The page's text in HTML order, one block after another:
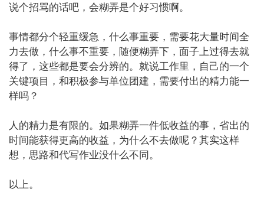
说个招骂的话吧，会糊弄是个好习惯啊。
事情都分个轻重缓急，什么事重要，需要花大量时间全
力去做，什么事不重要，随便糊弄下，面子上过得去就
得了，这些都是要会分辨的。就说工作里，自己的一个
关键项目，和积极参与单位团建，需要付出的精力能一
样吗？
人的精力是有限的。如果糊弄一件低收益的事，省出的
时间能获得更高的收益，为什么不去做呢？其实这样
想，思路和代写作业没什么不同。
以上。